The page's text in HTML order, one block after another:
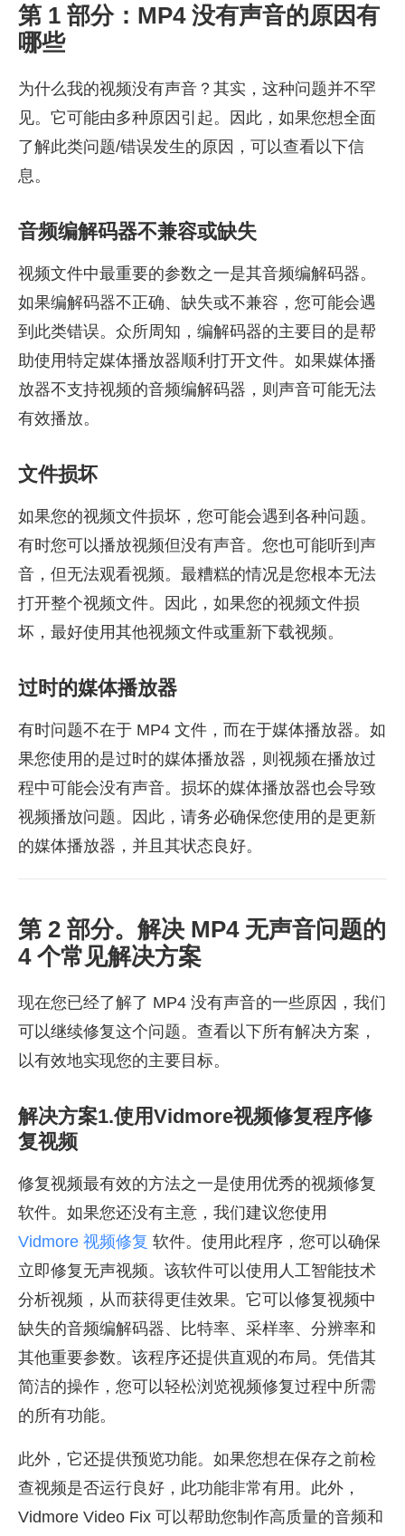
第 1 部分：MP4 没有声音的原因有
哪些
为什么我的视频没有声音？其实，这种问题并不罕
见。它可能由多种原因引起。因此，如果您想全面
了解此类问题/错误发生的原因，可以查看以下信
息。
音频编解码器不兼容或缺失
视频文件中最重要的参数之一是其音频编解码器。
如果编解码器不正确、缺失或不兼容，您可能会遇
到此类错误。众所周知，编解码器的主要目的是帮
助使用特定媒体播放器顺利打开文件。如果媒体播
放器不支持视频的音频编解码器，则声音可能无法
有效播放。
文件损坏
如果您的视频文件损坏，您可能会遇到各种问题。
有时您可以播放视频但没有声音。您也可能听到声
音，但无法观看视频。最糟糕的情况是您根本无法
打开整个视频文件。因此，如果您的视频文件损
坏，最好使用其他视频文件或重新下载视频。
过时的媒体播放器
有时问题不在于 MP4 文件，而在于媒体播放器。如
果您使用的是过时的媒体播放器，则视频在播放过
程中可能会没有声音。损坏的媒体播放器也会导致
视频播放问题。因此，请务必确保您使用的是更新
的媒体播放器，并且其状态良好。
第 2 部分。解决 MP4 无声音问题的
4 个常见解决方案
现在您已经了解了 MP4 没有声音的一些原因，我们
可以继续修复这个问题。查看以下所有解决方案，
以有效地实现您的主要目标。
解决方案1.使用Vidmore视频修复程序修
复视频
修复视频最有效的方法之一是使用优秀的视频修复
软件。如果您还没有主意，我们建议您使用
Vidmore 视频修复 软件。使用此程序，您可以确保
立即修复无声视频。该软件可以使用人工智能技术
分析视频，从而获得更佳效果。它可以修复视频中
缺失的音频编解码器、比特率、采样率、分辨率和
其他重要参数。该程序还提供直观的布局。凭借其
简洁的操作，您可以轻松浏览视频修复过程中所需
的所有功能。
此外，它还提供预览功能。如果您想在保存之前检
查视频是否运行良好，此功能非常有用。此外，
Vidmore Video Fix 可以帮助您制作高质量的音频和